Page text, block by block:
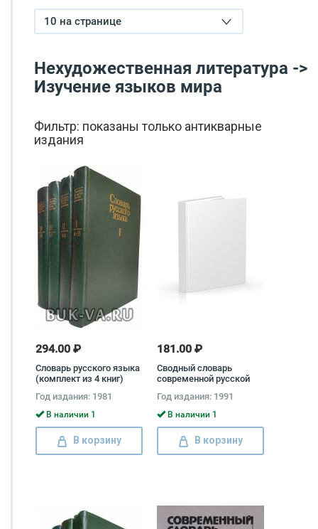
10 на странице
Нехудожественная литература ->
Изучение языков мира
Фильтр: показаны только антикварные
издания
294.00 ₽
Словарь русского языка
(комплект из 4 книг)
Год издания: 1981
В наличии 1
В корзину
181.00 ₽
Сводный словарь
современной русской
книг)
Год издания: 1991
В наличии 1
В корзину